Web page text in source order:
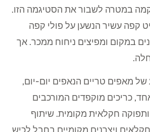
במטרה לשבור את הסטיגמה הזו.
קפה עשיר הנשען על פולי קפה
במקום ומפיצים ניחוח ממכר. אך
מאפים טריים הנאפים יום-יום,
כריכים מוקפדים המורכבים
חקלאית מקומית. שיתוף